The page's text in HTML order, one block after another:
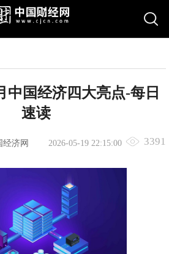
中国经济四大亮点-每日
速读
经济网 2026-05-19 22:15:00 3391